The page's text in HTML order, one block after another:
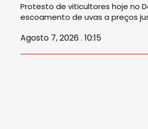
Protesto de viticultores hoje no
escoamento de uvas a preços
Agosto 7, 2026 . 10:15